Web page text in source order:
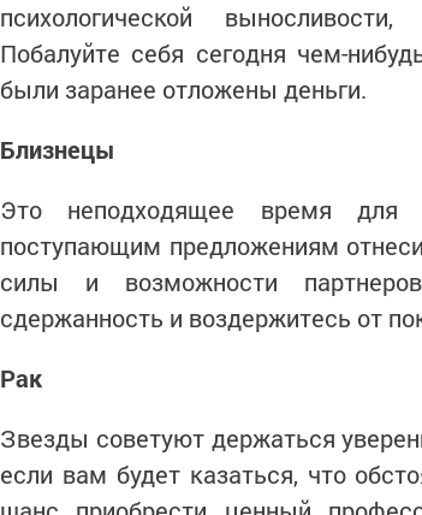
психологической
Побалуйте себя сегодня чем-
были заранее отложены деньги.
Близнецы
Это неподходящее время для
поступающим предложениям
силы и возможности
сдержанность и воздержитесь от
Рак
Звезды советуют держаться
если вам будет казаться, что